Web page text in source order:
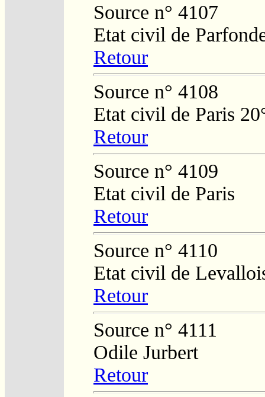
Source n° 4107
Etat civil de
Retour
Source n° 4108
Etat civil de Paris
Retour
Source n° 4109
Etat civil de Paris
Retour
Source n° 4110
Etat civil de
Retour
Source n° 4111
Odile Jurbert
Retour